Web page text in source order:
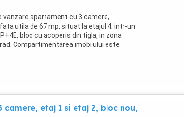
vanzare apartament cu 3 camere,
utila de 67 mp, situat la etajul 4, intr-un
bloc cu acoperis din tigla, in zona
Compartimentarea imobilului este
...
camere, etaj 1 si etaj 2, bloc nou,